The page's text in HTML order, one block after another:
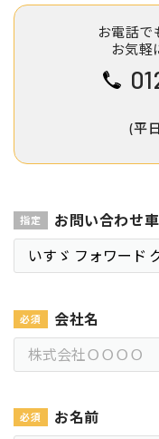
お電話で
お気軽
(平
お問い合わせ
会社名
お名前